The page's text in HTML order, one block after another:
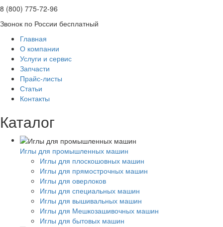
8 (800) 775-72-96
Звонок по России бесплатный
Главная
О компании
Услуги и сервис
Запчасти
Прайс-листы
Статьи
Контакты
Каталог
Иглы для промышленных машин
Иглы для плоскошовных машин
Иглы для прямострочных машин
Иглы для оверлоков
Иглы для специальных машин
Иглы для вышивальных машин
Иглы для Мешкозашивочных машин
Иглы для бытовых машин